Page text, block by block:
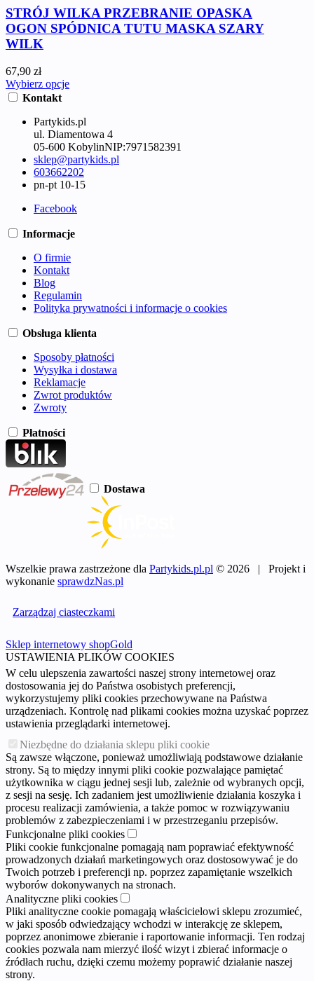
STRÓJ WILKA PRZEBRANIE OPASKA
OGON SPÓDNICA TUTU MASKA SZARY
WILK
67,90 zł
Wybierz opcje
Kontakt
Partykids.pl
ul. Diamentowa 4
05-600 KobylinNIP:7971582391
sklep@partykids.pl
603662202
pn-pt 10-15
Facebook
Informacje
O firmie
Kontakt
Blog
Regulamin
Polityka prywatności i informacje o cookies
Obsługa klienta
Sposoby płatności
Wysyłka i dostawa
Reklamacje
Zwrot produktów
Zwroty
Płatności
Dostawa
Wszelkie prawa zastrzeżone dla Partykids.pl.pl © 2026 | Projekt i
wykonanie sprawdzNas.pl
Zarządzaj ciasteczkami
Sklep internetowy shopGold
USTAWIENIA PLIKÓW COOKIES
W celu ulepszenia zawartości naszej strony internetowej oraz
dostosowania jej do Państwa osobistych preferencji,
wykorzystujemy pliki cookies przechowywane na Państwa
urządzeniach. Kontrolę nad plikami cookies można uzyskać poprzez
ustawienia przeglądarki internetowej.
Niezbędne do działania sklepu pliki cookie
Są zawsze włączone, ponieważ umożliwiają podstawowe działanie
strony. Są to między innymi pliki cookie pozwalające pamiętać
użytkownika w ciągu jednej sesji lub, zależnie od wybranych opcji,
z sesji na sesję. Ich zadaniem jest umożliwienie działania koszyka i
procesu realizacji zamówienia, a także pomoc w rozwiązywaniu
problemów z zabezpieczeniami i w przestrzeganiu przepisów.
Funkcjonalne pliki cookies
Pliki cookie funkcjonalne pomagają nam poprawiać efektywność
prowadzonych działań marketingowych oraz dostosowywać je do
Twoich potrzeb i preferencji np. poprzez zapamiętanie wszelkich
wyborów dokonywanych na stronach.
Analityczne pliki cookies
Pliki analityczne cookie pomagają właścicielowi sklepu zrozumieć,
w jaki sposób odwiedzający wchodzi w interakcję ze sklepem,
poprzez anonimowe zbieranie i raportowanie informacji. Ten rodzaj
cookies pozwala nam mierzyć ilość wizyt i zbierać informacje o
źródłach ruchu, dzięki czemu możemy poprawić działanie naszej
strony.